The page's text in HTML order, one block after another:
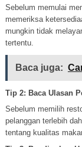
Sebelum memulai
memeriksa
mungkin tidak
tertentu.
Baca juga:
Tip 2: Baca Ulasan
Sebelum memilih
pelanggan terlebih
tentang kualitas